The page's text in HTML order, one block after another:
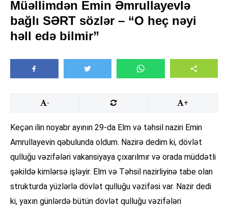
Müəllimdən Emin Əmrullayevlə
bağlı SƏRT sözlər – “O heç nəyi
həll edə bilmir”
- +
Keçən ilin noyabr ayının 29-da Elm və təhsil naziri Emin
Amrullayevin qəbulunda oldum. Nazirə dedim ki, dövlət
qulluğu vəzifələri vakansiyaya çıxarılmır və orada müddətli
şəkildə kimlərsə işləyir. Elm və Təhsil nazirliyinə tabe olan
strukturda yüzlərlə dövlət qulluğu vəzifəsi var. Nazir dedi
ki, yaxın günlərdə bütün dövlət qulluğu vəzifələri